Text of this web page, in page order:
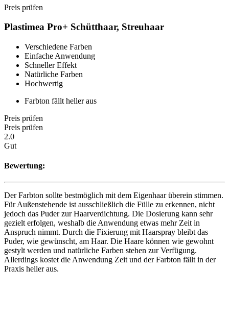
Preis prüfen
Plastimea Pro+ Schütthaar, Streuhaar
Verschiedene Farben
Einfache Anwendung
Schneller Effekt
Natürliche Farben
Hochwertig
Farbton fällt heller aus
Preis prüfen
Preis prüfen
2.0
Gut
Bewertung:
Der Farbton sollte bestmöglich mit dem Eigenhaar überein stimmen.
Für Außenstehende ist ausschließlich die Fülle zu erkennen, nicht
jedoch das Puder zur Haarverdichtung. Die Dosierung kann sehr
gezielt erfolgen, weshalb die Anwendung etwas mehr Zeit in
Anspruch nimmt. Durch die Fixierung mit Haarspray bleibt das
Puder, wie gewünscht, am Haar. Die Haare können wie gewohnt
gestylt werden und natürliche Farben stehen zur Verfügung.
Allerdings kostet die Anwendung Zeit und der Farbton fällt in der
Praxis heller aus.